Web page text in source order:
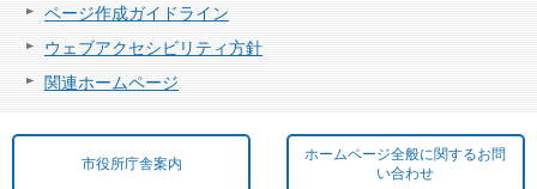
ページ作成ガイドライン
ウェブアクセシビリティ方針
関連ホームページ
市役所庁舎案内
ホームページ全般に関するお問
い合わせ